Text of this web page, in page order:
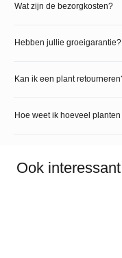
Wat zijn de bezorgkosten?
Hebben jullie groeigarantie?
Kan ik een plant
Hoe weet ik hoeveel
Ook interessant